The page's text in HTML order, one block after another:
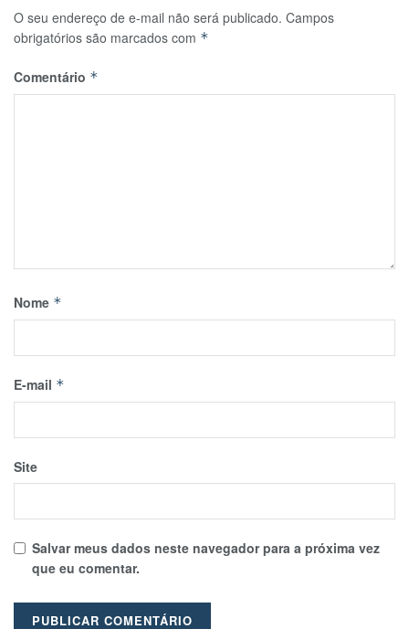
O seu endereço de e-mail não será publicado. Campos
obrigatórios são marcados com *
Comentário *
Nome *
E-mail *
Site
Salvar meus dados neste navegador para a próxima vez
que eu comentar.